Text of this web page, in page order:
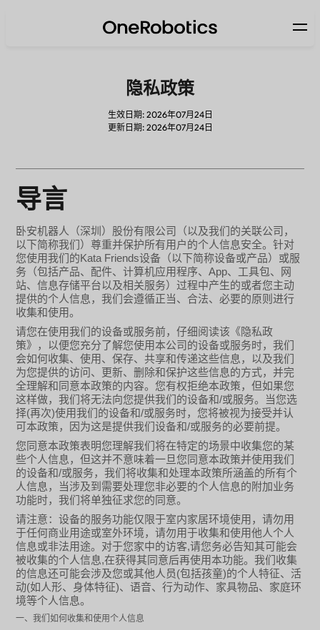
隐私政策
生效日期: 2026年07月24日
更新日期: 2026年07月24日
导言
卧安机器人（深圳）股份有限公司（以及我们的关联公司，
以下简称我们）尊重并保护所有用户的个人信息安全。针对
您使用我们的Kata Friends设备（以下简称设备或产品）或服
务（包括产品、配件、计算机应用程序、App、工具包、网
站、信息存储平台以及相关服务）过程中产生的或者您主动
提供的个人信息，我们会遵循正当、合法、必要的原则进行
收集和使用。
请您在使用我们的设备或服务前，仔细阅读该《隐私政
策》，以便您充分了解您使用本公司的设备或服务时，我们
会如何收集、使用、保存、共享和传递这些信息，以及我们
为您提供的访问、更新、删除和保护这些信息的方式，并完
全理解和同意本政策的内容。您有权拒绝本政策，但如果您
这样做，我们将无法向您提供我们的设备和/或服务。当您选
择(再次)使用我们的设备和/或服务时，您将被视为接受并认
可本政策，因为这是提供我们设备和/或服务的必要前提。
您同意本政策表明您理解我们将在特定的场景中收集您的某
些个人信息，但这并不意味着一旦您同意本政策并使用我们
的设备和/或服务，我们将收集和处理本政策所涵盖的所有个
人信息，当涉及到需要处理您非必要的个人信息的附加业务
功能时，我们将单独征求您的同意。
请注意：设备的服务功能仅限于室内家居环境使用，请勿用
于任何商业用途或室外环境，请勿用于收集和使用他人个人
信息或非法用途。对于您家中的访客,请您务必告知其可能会
被收集的个人信息,在获得其同意后再使用本功能。我们收集
的信息还可能会涉及您或其他人员(包括孩童)的个人特征、活
动(如人形、身体特征)、语音、行为动作、家具物品、家庭环
境等个人信息。
一、我们如何收集和使用个人信息